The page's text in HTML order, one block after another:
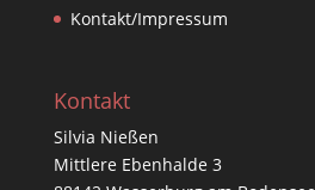
Kontakt/Impressum
Kontakt
Silvia Nießen
Mittlere Ebenhalde 3